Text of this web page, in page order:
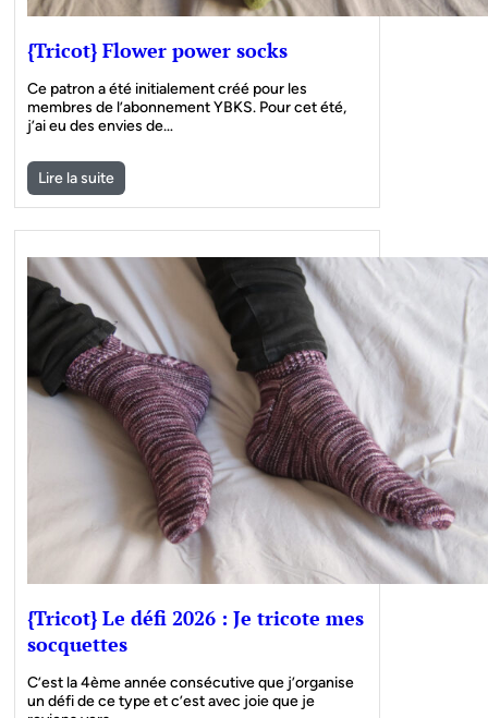
{Tricot} Flower power socks
Ce patron a été initialement créé pour les
membres de l’abonnement YBKS. Pour cet été,
j’ai eu des envies de…
Lire la suite
{Tricot} Le défi 2026 : Je tricote mes
socquettes
C’est la 4ème année consécutive que j’organise
un défi de ce type et c’est avec joie que je